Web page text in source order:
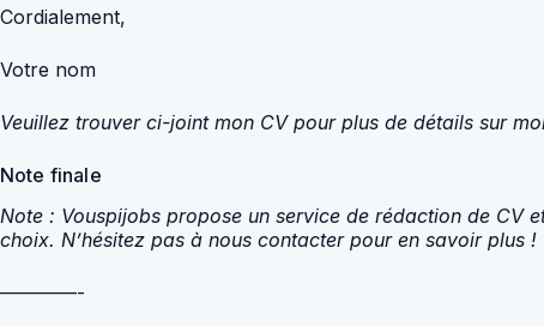
Cordialement,
Votre nom
Veuillez trouver ci-joint mon CV pour plus de détails sur
Note finale
Note : Vouspijobs propose un service de rédaction de CV
choix. N’hésitez pas à nous contacter pour en savoir plus !
————-